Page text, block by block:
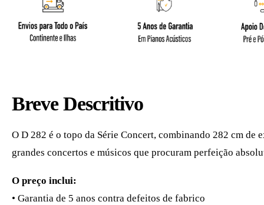
Breve Descritivo
O D 282 é o topo da Série Concert, combinando 282 cm
grandes concertos e músicos que procuram perfeição
O preço inclui:
• Garantia de 5 anos contra defeitos de fabrico